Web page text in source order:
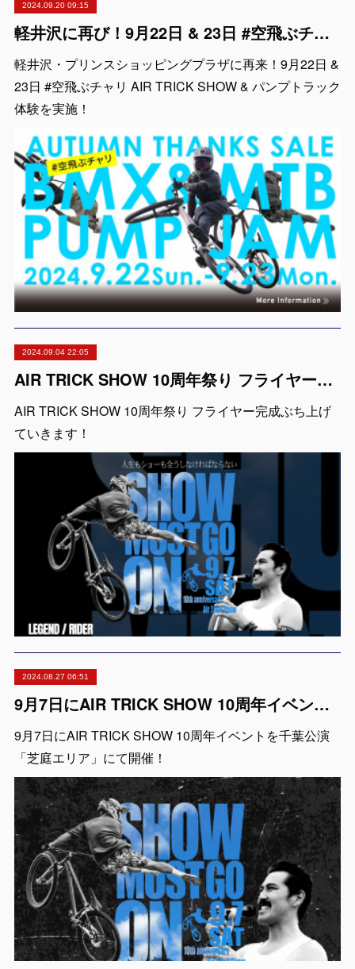
2024.09.20 09:15
軽井沢に再び！9月22日 & 23日 #空飛ぶチャリ AIR TRICK SHOW & パンプトラック体験！
軽井沢・プリンスショッピングプラザに再来！9月22日 &
23日 #空飛ぶチャリ AIR TRICK SHOW & パンプトラック
体験を実施！
2024.09.04 22:05
AIR TRICK SHOW 10周年祭り フライヤー完成
AIR TRICK SHOW 10周年祭り フライヤー完成ぶち上げ
ていきます！
2024.08.27 06:51
9月7日にAIR TRICK SHOW 10周年イベントを千葉公演「芝庭エリア」にて開催！
9月7日にAIR TRICK SHOW 10周年イベントを千葉公演
「芝庭エリア」にて開催！